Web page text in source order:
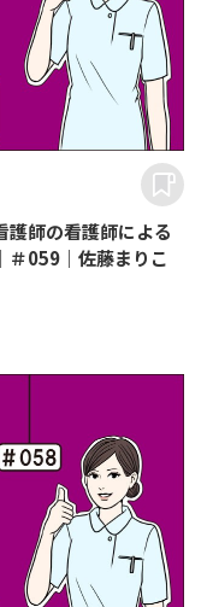
護師の看護師による
＃059｜佐藤まりこ